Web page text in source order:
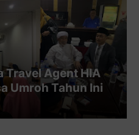
Travel Agent HIA
Umroh Tahun Ini